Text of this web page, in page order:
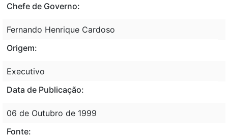
Chefe de Governo:
Fernando Henrique Cardoso
Origem:
Executivo
Data de Publicação:
06 de Outubro de 1999
Fonte: